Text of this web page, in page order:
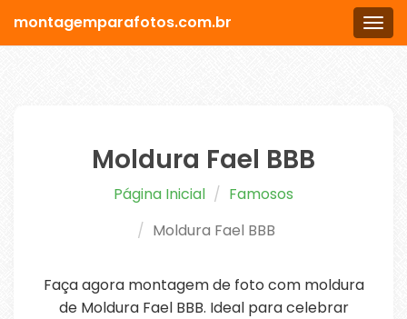
Menu
montagemparafotos.com.br
Moldura Fael BBB
Página Inicial
Famosos
Moldura Fael BBB
Faça agora montagem de foto com moldura
de Moldura Fael BBB. Ideal para celebrar